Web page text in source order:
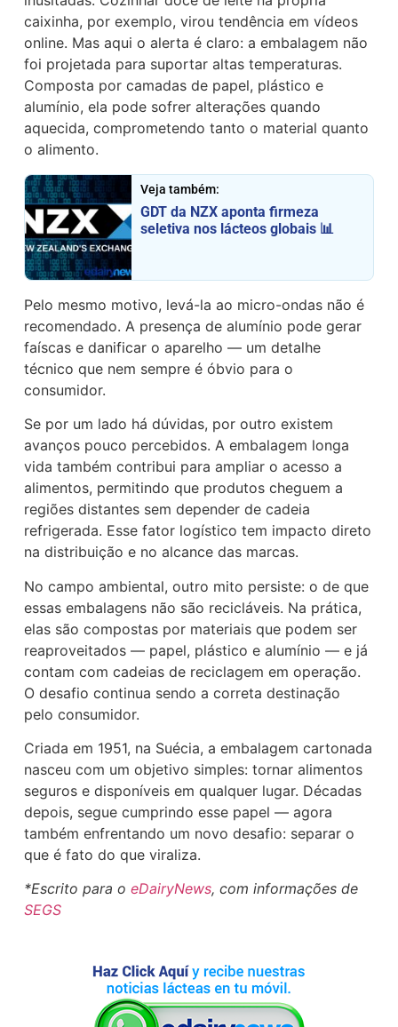
caixinha, por exemplo, virou tendência em vídeos
online. Mas aqui o alerta é claro: a embalagem não
foi projetada para suportar altas temperaturas.
Composta por camadas de papel, plástico e
alumínio, ela pode sofrer alterações quando
aquecida, comprometendo tanto o material quanto
o alimento.
Veja também:
GDT da NZX aponta firmeza
seletiva nos lácteos globais 📊
Pelo mesmo motivo, levá-la ao micro-ondas não é
recomendado. A presença de alumínio pode gerar
faíscas e danificar o aparelho — um detalhe
técnico que nem sempre é óbvio para o
consumidor.
Se por um lado há dúvidas, por outro existem
avanços pouco percebidos. A embalagem longa
vida também contribui para ampliar o acesso a
alimentos, permitindo que produtos cheguem a
regiões distantes sem depender de cadeia
refrigerada. Esse fator logístico tem impacto direto
na distribuição e no alcance das marcas.
No campo ambiental, outro mito persiste: o de que
essas embalagens não são recicláveis. Na prática,
elas são compostas por materiais que podem ser
reaproveitados — papel, plástico e alumínio — e já
contam com cadeias de reciclagem em operação.
O desafio continua sendo a correta destinação
pelo consumidor.
Criada em 1951, na Suécia, a embalagem cartonada
nasceu com um objetivo simples: tornar alimentos
seguros e disponíveis em qualquer lugar. Décadas
depois, segue cumprindo esse papel — agora
também enfrentando um novo desafio: separar o
que é fato do que viraliza.
*Escrito para oeDairyNews, com informações de
SEGS